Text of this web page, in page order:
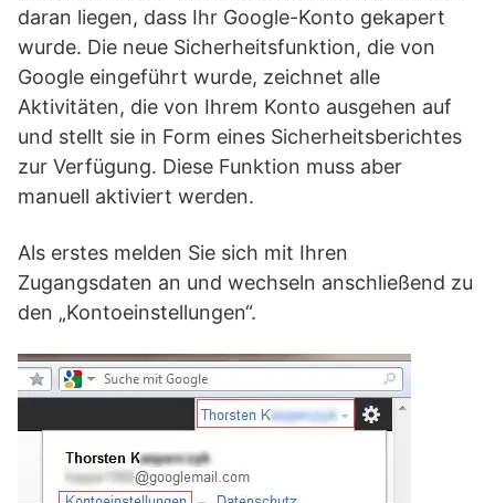
daran liegen, dass Ihr Google-Konto gekapert
wurde. Die neue Sicherheitsfunktion, die von
Google eingeführt wurde, zeichnet alle
Aktivitäten, die von Ihrem Konto ausgehen auf
und stellt sie in Form eines Sicherheitsberichtes
zur Verfügung. Diese Funktion muss aber
manuell aktiviert werden.
Als erstes melden Sie sich mit Ihren
Zugangsdaten an und wechseln anschließend zu
den „Kontoeinstellungen“.